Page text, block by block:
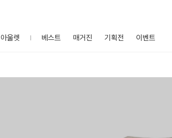
아울렛 베스트 매거진 기획전 이벤트